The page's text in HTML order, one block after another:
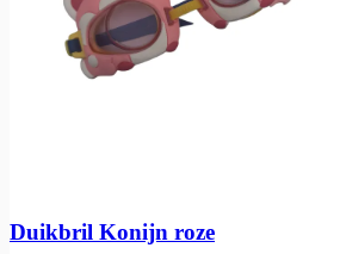
Duikbril Konijn roze